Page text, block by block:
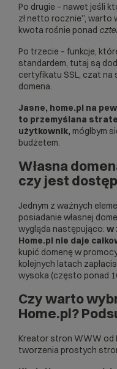
Po drugie – nawet jeśli
zł netto rocznie”, warto
kwota rośnie ponad
Po trzecie – funkcje,
standardem, tutaj są
certyfikatu SSL, czat
domena.
Jasne, home.pl na
to przemyślana
użytkownik, mógłbym
budżetem.
Własna
czy jest
Jednym z ważnych
posiadanie własnej
wygląda następująco: w
Home.pl nie daje
kupić domenę w
kolejnych latach
wysoka (często ponad
Czy warto
Home.pl?
Kreator stron WWW od
tworzenia prostych